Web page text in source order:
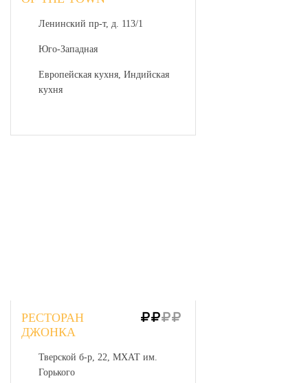
Ленинский пр-т, д. 113/1
Юго-Западная
Европейская кухня, Индийская
кухня
РЕСТОРАН
ДЖОНКА
Тверской б-р, 22, МХАТ им.
Горького